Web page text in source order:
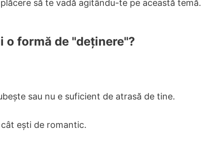
să te vadă agitându-te pe această temă.
o formă de "deținere"?
sau nu e suficient de atrasă de tine.
ești de romantic.